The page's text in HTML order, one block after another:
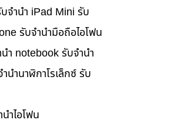
จำนำ iPad Mini รับ
รับจำนำมือถือไอโฟน
ำ notebook รับจำนำ
ำนาฬิกาโรเล็กซ์ รับ
ำไอโฟน